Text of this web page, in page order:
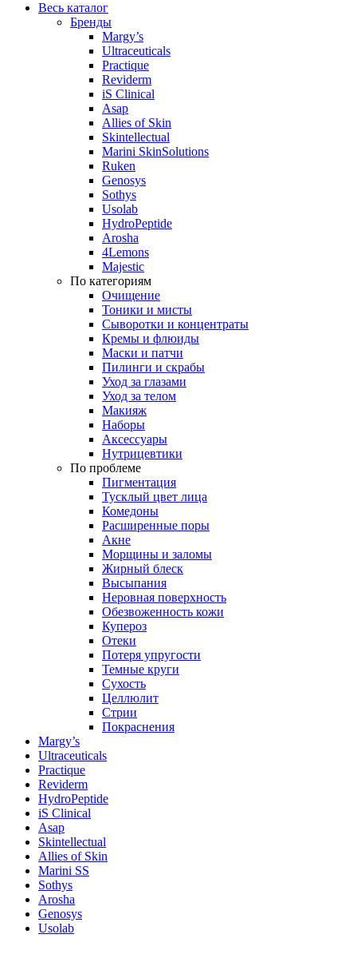
Весь каталог
Бренды
Margy’s
Ultraceuticals
Practique
Reviderm
iS Clinical
Asap
Allies of Skin
Skintellectual
Marini SkinSolutions
Ruken
Genosys
Sothys
Usolab
HydroPeptide
Arosha
4Lemons
Majestic
По категориям
Очищение
Тоники и мисты
Сыворотки и концентраты
Кремы и флюиды
Маски и патчи
Пилинги и скрабы
Уход за глазами
Уход за телом
Макияж
Наборы
Аксессуары
Нутрицевтики
По проблеме
Пигментация
Тусклый цвет лица
Комедоны
Расширенные поры
Акне
Морщины и заломы
Жирный блеск
Высыпания
Неровная поверхность
Обезвоженность кожи
Купероз
Отеки
Потеря упругости
Темные круги
Сухость
Целлюлит
Стрии
Покраснения
Margy’s
Ultraceuticals
Practique
Reviderm
HydroPeptide
iS Clinical
Asap
Skintellectual
Allies of Skin
Marini SS
Sothys
Arosha
Genosys
Usolab